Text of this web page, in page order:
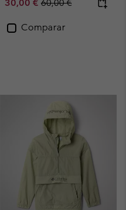
30,00 € 60,00 €
Comparar